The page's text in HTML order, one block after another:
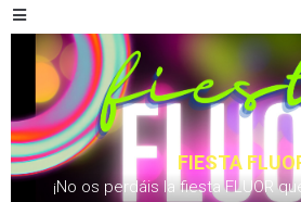
FIESTA
¡No os perdáis la fiesta FLUOR